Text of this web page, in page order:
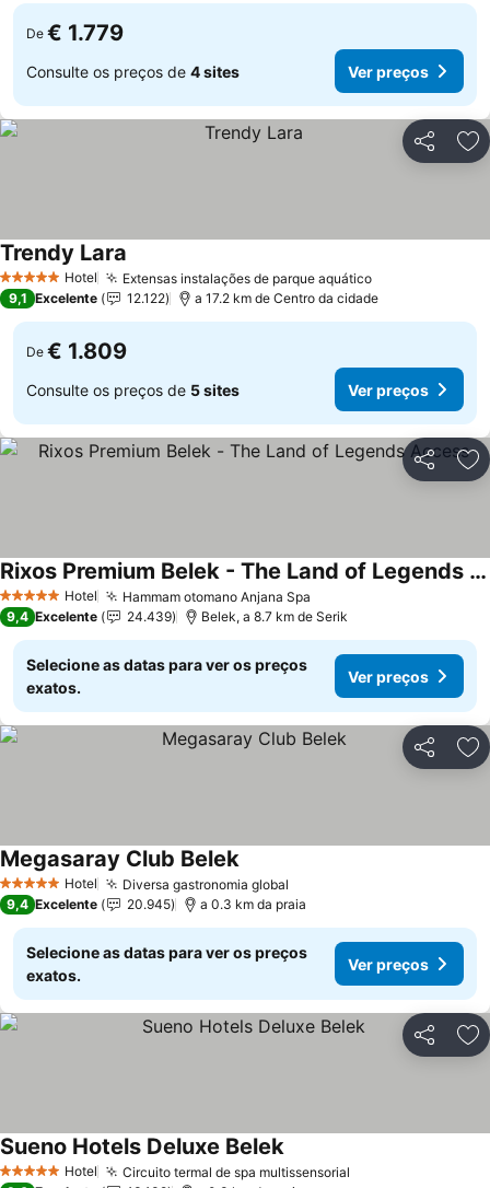
De € 1.779
Consulte os preços de 4 sites Ver preços
Partilhar
5 Estrelas Hotel Extensas instalações de parque aquáticoVer preços
Trendy Lara
9,1 Excelente 12.122 a 17.2 km de Centro da cidade
De € 1.809
Consulte os preços de 5 sites Ver preços
Partilhar
5 Estrelas Hotel Hammam otomano Anjana Spa
Rixos Premium Belek - The Land of Legends Access
Ver preços
9,4 Excelente 24.439 Belek, a 8.7 km de Serik
Selecione as datas para ver os preços
exatos.
Ver preços
Partilhar
5 Estrelas Hotel Diversa gastronomia global
Megasaray Club BelekVer preços
9,4 Excelente 20.945 a 0.3 km da praia
Selecione as datas para ver os preços
exatos.
Ver preços
Partilhar
5 Estrelas Hotel Circuito termal de spa multissensorial
Sueno Hotels Deluxe BelekVer preços